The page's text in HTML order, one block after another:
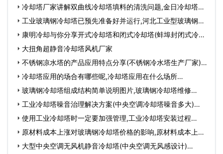
冷却塔厂家讲解双曲线冷却塔填料的清洗问题,金日冷却塔厂
家…工业玻璃钢冷却塔已预先准备好并运行,河北工业型玻璃钢冷
却…康明冷却与你分享开式冷却塔和闭式冷却塔(蚌埠封闭式冷却
塔…大扭角超静音冷却塔风机厂家
不锈钢凉水塔的产品应用特点分享(不锈钢冷水塔生产厂家)…
冷却塔应用的场合有哪些呢,冷却塔应用在什么场所…
玻璃钢冷却塔组成结构简单说明图片,玻璃钢冷却塔维修…
工业冷却塔噪音治理解决方案(中央空调冷却塔噪音多大)…
使用工业冷却塔时一定要加强管理,工业冷却塔安装过程…
原材料成本上涨对玻璃钢冷却塔价格的影响,原材料成本上涨
对…大型中央空调无风机静音冷却塔(中央空调无风感设计)…